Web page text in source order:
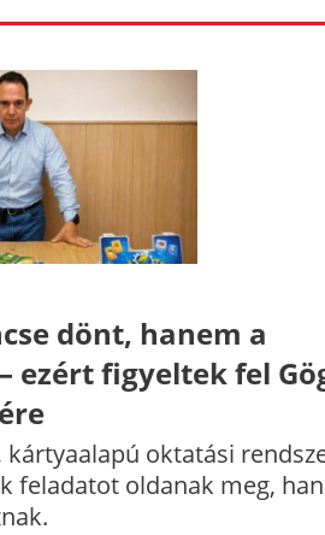
dönt, hanem a
ezért figyeltek fel
kártyaalapú oktatási
feladatot oldanak meg,